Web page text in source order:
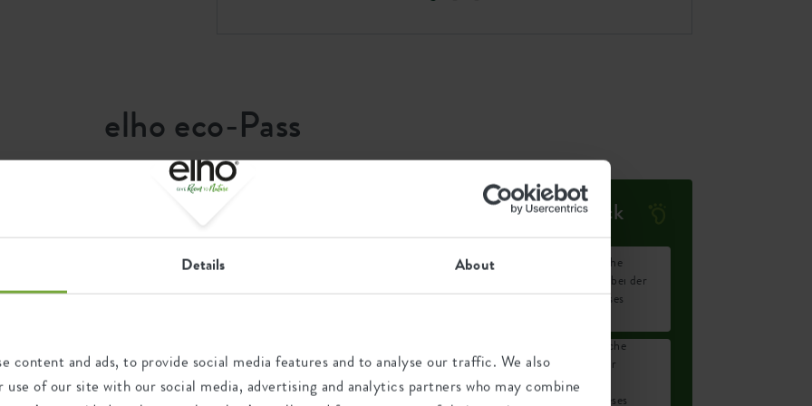
Details About
content and ads, to provide social media features and to analyse our traffic. We also
of our site with our social media, advertising and analytics partners who may combine
elho eco-Pass
aus Post-Verbraucher-
Ökologischer Fußabdruck
kg
Durchschnittliche
CO2-Emission bei der
Herstellung dieses
0,178
kWh
Durchschnittliche
Emission grüner
Energie bei der
Herstellung dieses